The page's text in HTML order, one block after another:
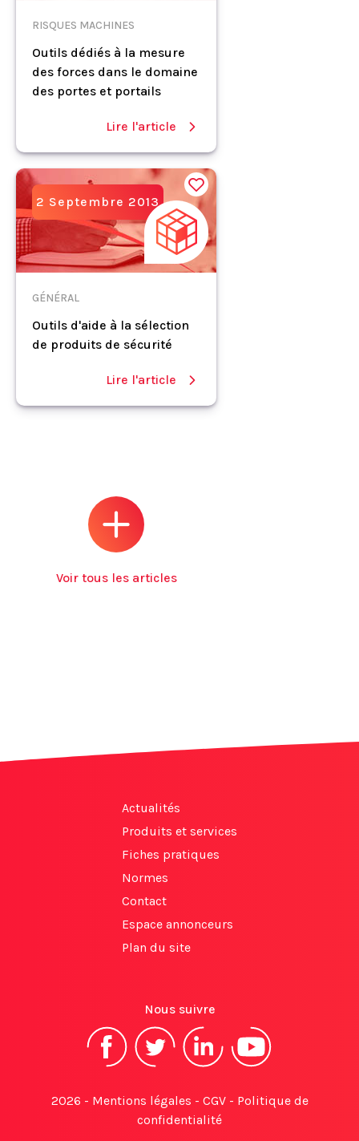
RISQUES MACHINES
Outils dédiés à la mesure
des forces dans le domaine
des portes et portails
Lire l'article
2 Septembre 2013
GÉNÉRAL
Outils d'aide à la sélection
de produits de sécurité
Lire l'article
Voir tous les articles
Actualités
Produits et services
Fiches pratiques
Normes
Contact
Espace annonceurs
Plan du site
Nous suivre
2026 - Mentions légales - CGV- Politique de
confidentialité